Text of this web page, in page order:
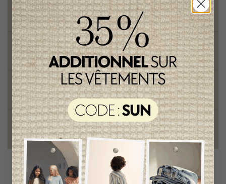
Livraison gratuite
sur toute commande de 100 $ et plus
Vêtements chics et tendances
pour mamans et enfants
Style et élégance
qualité remarquable
Fondation des étoiles
fiers de collaborer à une bonne cause